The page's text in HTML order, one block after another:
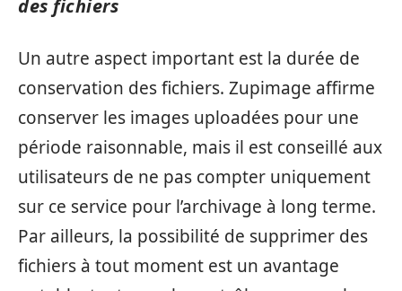
des fichiers
Un autre aspect important est la durée de
conservation des fichiers. Zupimage affirme
conserver les images uploadées pour une
période raisonnable, mais il est conseillé aux
utilisateurs de ne pas compter uniquement
sur ce service pour l’archivage à long terme.
Par ailleurs, la possibilité de supprimer des
fichiers à tout moment est un avantage